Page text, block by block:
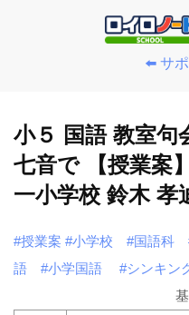
⬅️ サ
小５ 国語 教室句
七音で 【授業案
一小学校 鈴木 孝
#授業案 #小学校 #国語科
語
#小学国語
#シンキン